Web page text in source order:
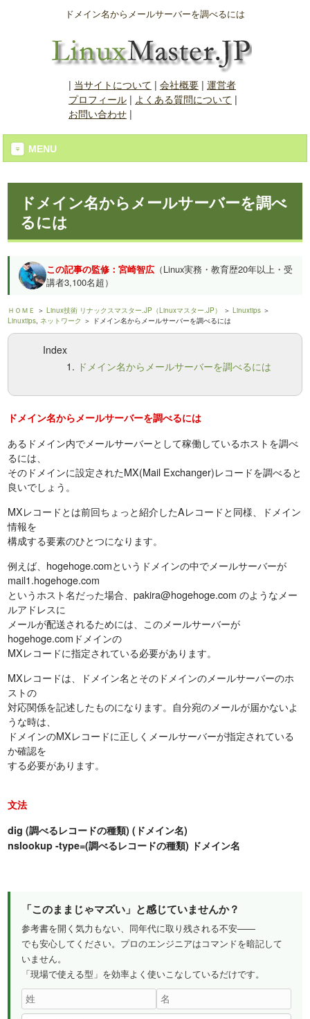
ドメイン名からメールサーバーを調べるには
| 当サイトについて | 会社概要| 運営者
プロフィール| よくある質問について |
お問い合わせ|
MENU
ドメイン名からメールサーバーを調べ
るには
この記事の監修：宮崎智広 （Linux実務・教育歴20年以上・受
講者3,100名超）
ＨＯＭＥ ＞Linux技術 リナックスマスター.JP（Linuxマスター.JP） ＞Linuxtips ＞
Linuxtips,ネットワーク ＞ ドメイン名からメールサーバーを調べるには
Index
ドメイン名からメールサーバーを調べるには
ドメイン名からメールサーバーを調べるには
あるドメイン内でメールサーバーとして稼働しているホストを調べ
るには、
そのドメインに設定されたMX(Mail Exchanger)レコードを調べると
良いでしょう。
MXレコードとは前回ちょっと紹介したAレコードと同様、ドメイン
情報を
構成する要素のひとつになります。
例えば、hogehoge.comというドメインの中でメールサーバーが
mail1.hogehoge.com
というホスト名だった場合、pakira@hogehoge.com のようなメー
ルアドレスに
メールが配送されるためには、このメールサーバーが
hogehoge.comドメインの
MXレコードに指定されている必要があります。
MXレコードは、ドメイン名とそのドメインのメールサーバーのホ
ストの
対応関係を記述したものになります。自分宛のメールが届かないよ
うな時は、
ドメインのMXレコードに正しくメールサーバーが指定されている
か確認を
する必要があります。
文法
dig (調べるレコードの種類) (ドメイン名)
nslookup -type=(調べるレコードの種類) ドメイン名
「このままじゃマズい」と感じていませんか？
参考書を開く気力もない、同年代に取り残される不安——
でも安心してください。プロのエンジニアはコマンドを暗記して
いません。
「現場で使える型」を効率よく使いこなしているだけです。